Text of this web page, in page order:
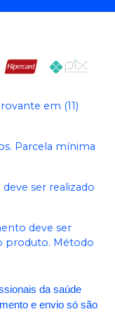
em (11)
Parcela mínima
ser realizado
deve ser
produto. Método
da saúde
e envio só são